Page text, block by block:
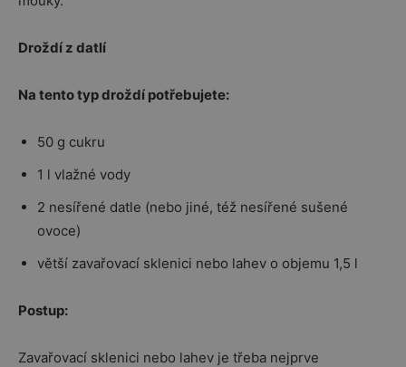
Droždí z datlí
Na tento typ droždí potřebujete:
50 g cukru
1 l vlažné vody
2 nesířené datle (nebo jiné, též nesířené sušené
ovoce)
větší zavařovací sklenici nebo lahev o objemu 1,5 l
Postup:
Zavařovací sklenici nebo lahev je třeba nejprve